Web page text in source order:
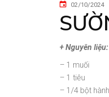
02/10/2024
+ Nguyên liệu:
– 1 muối
– 1 tiêu
– 1/4 bột hành